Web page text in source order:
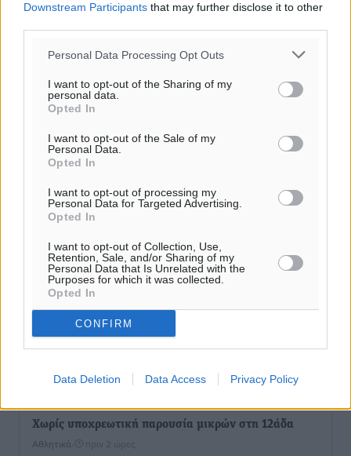
Downstream Participants that may further disclose it to other
Personal Data Processing Opt Outs
I want to opt-out of the Sharing of my
personal data.
Opted In
I want to opt-out of the Sale of my
Personal Data.
Opted In
I want to opt-out of processing my
Personal Data for Targeted Advertising.
Opted In
I want to opt-out of Collection, Use,
Retention, Sale, and/or Sharing of my
Personal Data that Is Unrelated with the
Purposes for which it was collected.
Opted In
CONFIRM
Data Deletion Data Access Privacy Policy
Ροή ειδήσεων
Γ’ Εθνική Κατηγορία: Οι ημερομηνίες των
αγωνιστικών της κανονικής περιόδου
Αθλητικά• πριν 52 λεπτά
Τοπικές Ειδήσεις• πριν 1 ώρα
Χωρίς υποχρεωτική παρουσία μικρών στη 12άδα
Αθλητικά πριν 2 ώρες